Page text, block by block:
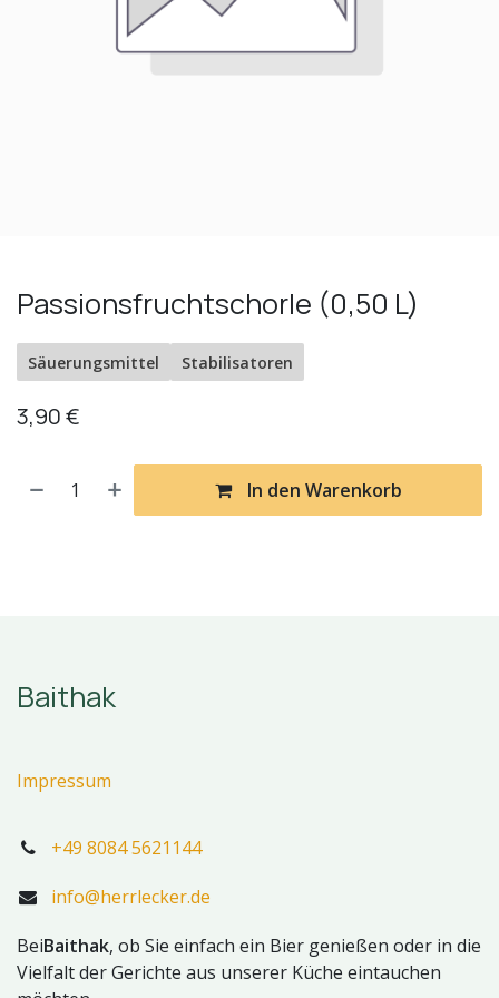
Passionsfruchtschorle (0,50 L)
Säuerungsmittel Stabilisatoren
3,90€
In den Warenkorb
Baithak
Impressum
+49 8084 5621144
info@herrlecker.de
BeiBaithak, ob Sie einfach ein Bier genießen oder in die
Vielfalt der Gerichte aus unserer Küche eintauchen